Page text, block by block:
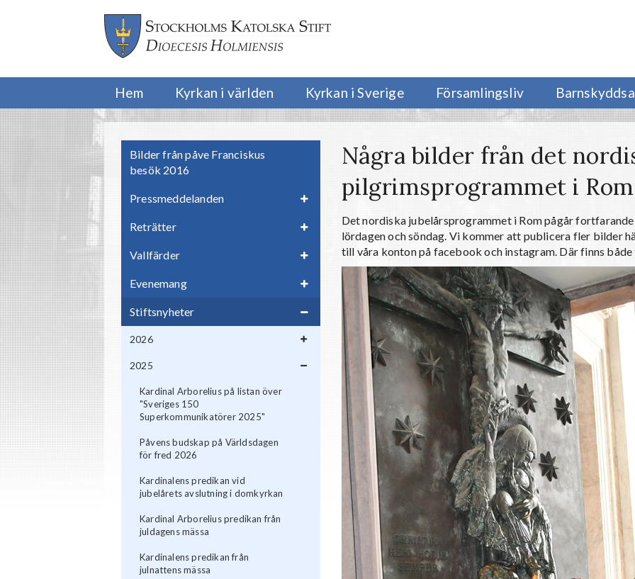
Hem Kyrkan i världen Kyrkan i Sverige Församlingsliv
Bilder från påve Franciskus
besök 2016
Pressmeddelanden
Reträtter
Vallfärder
Evenemang
Stiftsnyheter
2026
2025
Kardinal Arborelius på listan över
"Sveriges 150
Superkommunikatörer 2025"
Påvens budskap på Världsdagen
för fred 2026
Kardinalens predikan vid
jubelårets avslutning i domkyrkan
Kardinal Arborelius predikan från
juldagens mässa
Kardinalens predikan från
julnattens mässa
Några bilder från det
pilgrimsprogrammet i Rom
Det nordiska jubelårsprogrammet i Rom pågår
lördagen och söndag. Vi kommer att publicera fler bilder
till våra konton på facebook och instagram. Där finns